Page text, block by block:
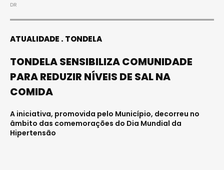
DR
ATUALIDADE TONDELA
TONDELA SENSIBILIZA COMUNIDADE
PARA REDUZIR NÍVEIS DE SAL NA
COMIDA
A iniciativa, promovida pelo Município, decorreu no
âmbito das comemorações do Dia Mundial da
Hipertensão